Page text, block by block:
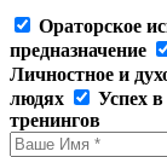
Ораторское
предназначение
Личностное и
людях
Успех
тренингов